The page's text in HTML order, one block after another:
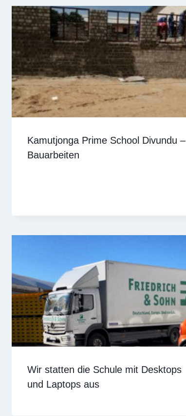
Kamutjonga Prime School Divundu –
Bauarbeiten
Wir statten die Schule mit Desktops
und Laptops aus